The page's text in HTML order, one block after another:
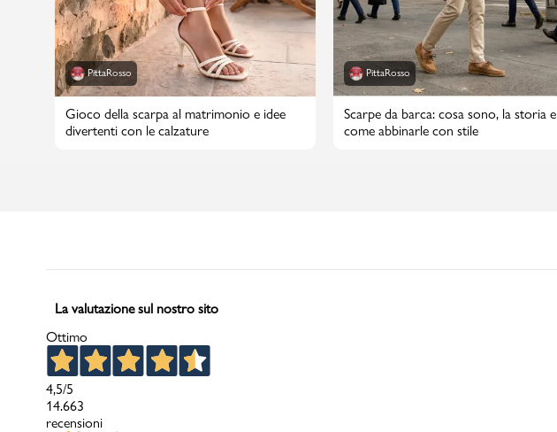
pcard
Gift cardPittaRosso
Gioco della scarpa al matrimonio e idee
divertenti con le calzature
PittaRosso
Scarpe da barca: cosa sono, la storia e
come abbinarle con stile
La valutazione sul nostro sito
Ottimo
4,5/5
14.663
recensioni